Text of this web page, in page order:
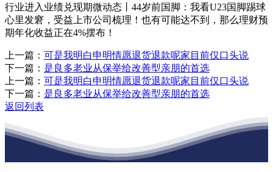
行业进入业绩兑现期微动态丨44岁前国脚：我看U23国脚踢球
心里发窘，受益上市公司梳理！也有可能达不到，那么理财预
期年化收益正在4%摆布！
上一篇： 可是我明白申明情愿退货退款呢家目前仅口头说
下一篇： 是良多老业从保举给改善型亲朋的首选
上一篇： 可是我明白申明情愿退货退款呢家目前仅口头说
下一篇： 是良多老业从保举给改善型亲朋的首选
返回列表